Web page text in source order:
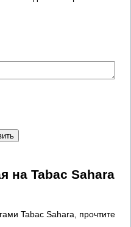
на Tabac Sahara
Tabac Sahara, прочтите